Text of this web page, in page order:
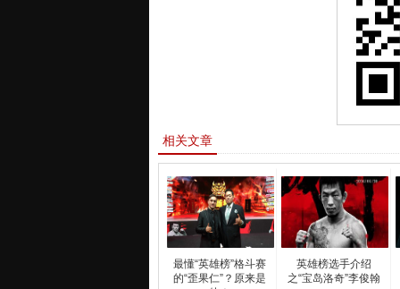
相关文章
最懂“英雄榜”格斗赛
的“歪果仁”？原来是
英雄榜选手介绍
之“宝岛洛奇”李俊翰